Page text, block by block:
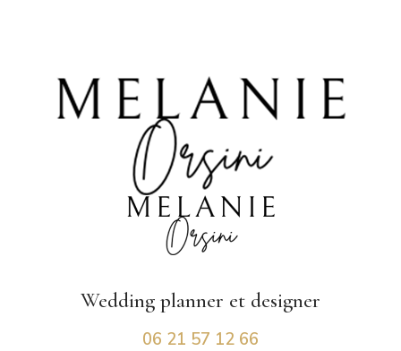
Wedding planner et designer
06 21 57 12 66